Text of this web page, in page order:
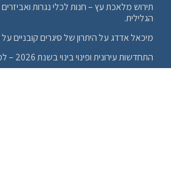
עורכי דין
עיצוב גינות, שירותי גינון וגננים
עיצוב פנים בצפון
עסקים בירושליים
תירוש מלאכת עץ – חנות לכלי נגרות
הגלילית.
מיכאל אדדג על היתרון של סיגרים קובניים על
התחדשות עירונית ופינוי בינוי בשנת 2026 – למה זה כ"כ חשוב